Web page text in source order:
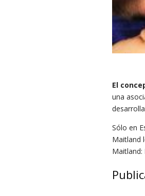
El
una
Sólo en
Maitland
Maitland: